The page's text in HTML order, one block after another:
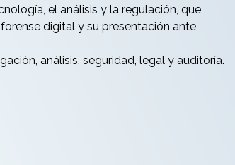
el análisis y la regulación, que
digital y su presentación ante
análisis, seguridad, legal y auditoría.